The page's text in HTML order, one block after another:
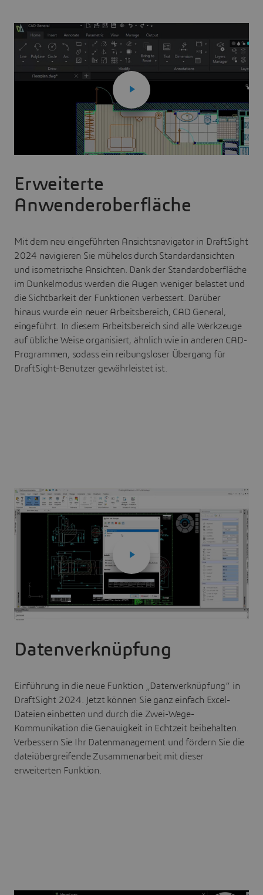
Erweiterte
Anwenderoberfläche
Mit dem neu eingeführten Ansichtsnavigator in DraftSight
2024 navigieren Sie mühelos durch Standardansichten
und isometrische Ansichten. Dank der Standardoberfläche
im Dunkelmodus werden die Augen weniger belastet und
die Sichtbarkeit der Funktionen verbessert. Darüber
hinaus wurde ein neuer Arbeitsbereich, CAD General,
eingeführt. In diesem Arbeitsbereich sind alle Werkzeuge
auf übliche Weise organisiert, ähnlich wie in anderen CAD-
Programmen, sodass ein reibungsloser Übergang für
DraftSight-Benutzer gewährleistet ist.
Datenverknüpfung
Einführung in die neue Funktion „Datenverknüpfung“ in
DraftSight 2024. Jetzt können Sie ganz einfach Excel-
Dateien einbetten und durch die Zwei-Wege-
Kommunikation die Genauigkeit in Echtzeit beibehalten.
Verbessern Sie Ihr Datenmanagement und fördern Sie die
dateiübergreifende Zusammenarbeit mit dieser
erweiterten Funktion.